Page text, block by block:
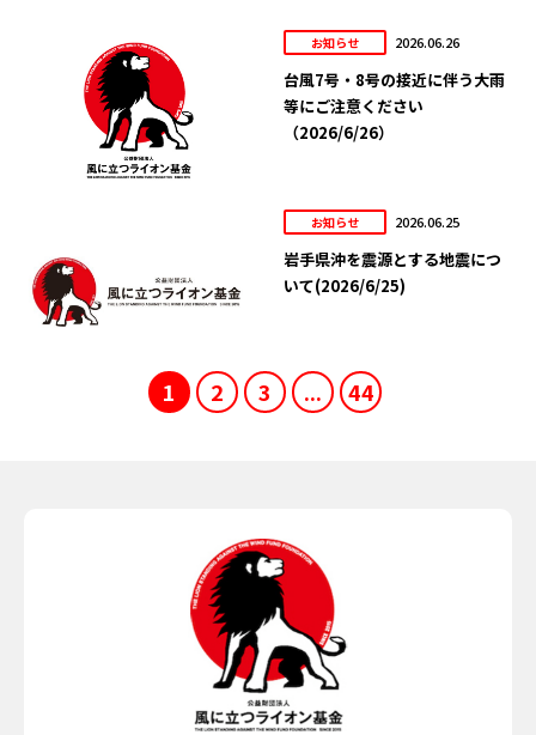
お知らせ 2026.06.26
台風7号・8号の接近に伴う大雨
等にご注意ください
（2026/6/26）
お知らせ 2026.06.25
岩手県沖を震源とする地震につ
いて(2026/6/25)
1 2 3 ... 44